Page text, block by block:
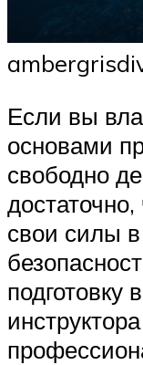
Если вы
основами
свободно
свои силы
подготовку